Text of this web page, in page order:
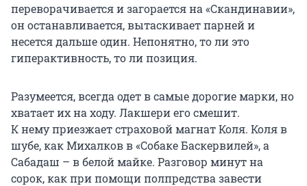
переворачивается и загорается на «Скандинавии»,
он останавливается, вытаскивает парней и
несется дальше один. Непонятно, то ли это
гиперактивность, то ли позиция.
Разумеется, всегда одет в самые дорогие марки, но
хватает их на ходу. Лакшери его смешит.
К нему приезжает страховой магнат Коля. Коля в
шубе, как Михалков в «Собаке Баскервилей», а
Сабадаш – в белой майке. Разговор минут на
сорок, как при помощи полпредства завести